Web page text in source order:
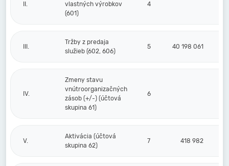
II.
vlastných výrobkov
(601)
4
III.
Tržby z predaja
služieb (602, 606)
5 40 198 061
IV.
Zmeny stavu
vnútroorganizačných
zásob (+/-) (účtová
skupina 61)
6
V.
Aktivácia (účtová
skupina 62)
7 418 982